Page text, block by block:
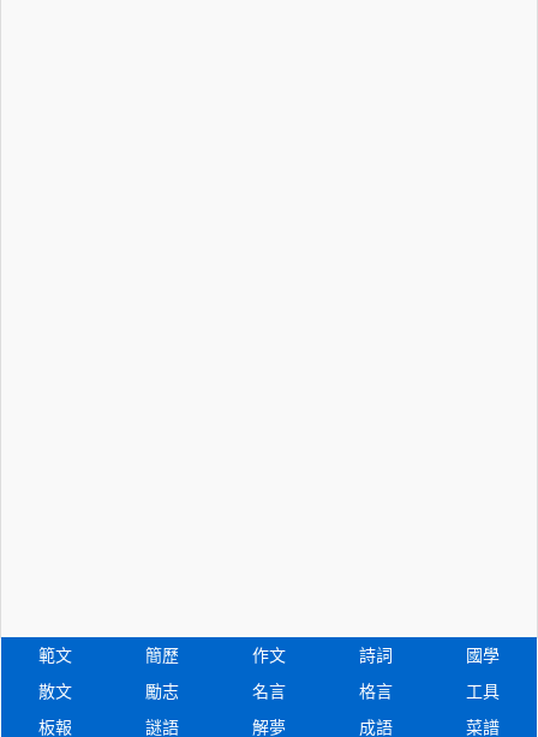
範文 簡歷 作文 詩詞
國學
散文
勵志 名言 格言
工具
板報
謎語 解夢 成語 菜譜